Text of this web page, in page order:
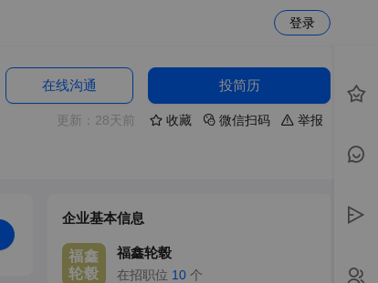
登录
在线沟通 投简历
更新：28天前 收藏 微信扫码 举报
企业基本信息
福鑫
轮毂
福鑫轮毂
在招职位 10 个